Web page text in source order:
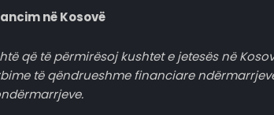
në Kosovë
që të përmirësoj kushtet e jetesës në
të qëndrueshme financiare